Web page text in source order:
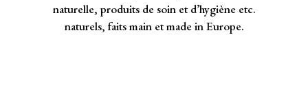
naturelle, produits de soin et d’hygiène etc.
naturels, faits main et made in Europe.